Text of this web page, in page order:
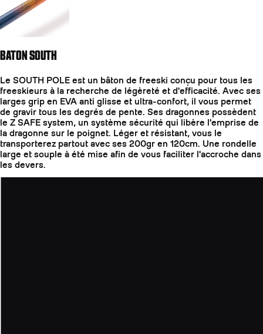
BATON SOUTH
Le SOUTH POLE est un bâton de freeski conçu pour tous les
freeskieurs à la recherche de légèreté et d'efficacité. Avec ses
larges grip en EVA anti glisse et ultra-confort, il vous permet
de gravir tous les degrés de pente. Ses dragonnes possèdent
le Z SAFE system, un système sécurité qui libère l'emprise de
la dragonne sur le poignet. Léger et résistant, vous le
transporterez partout avec ses 200gr en 120cm. Une rondelle
large et souple à été mise afin de vous faciliter l'accroche dans
les devers.